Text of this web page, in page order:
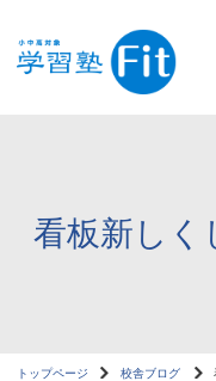
看板新しく
トップページ 校舎ブログ